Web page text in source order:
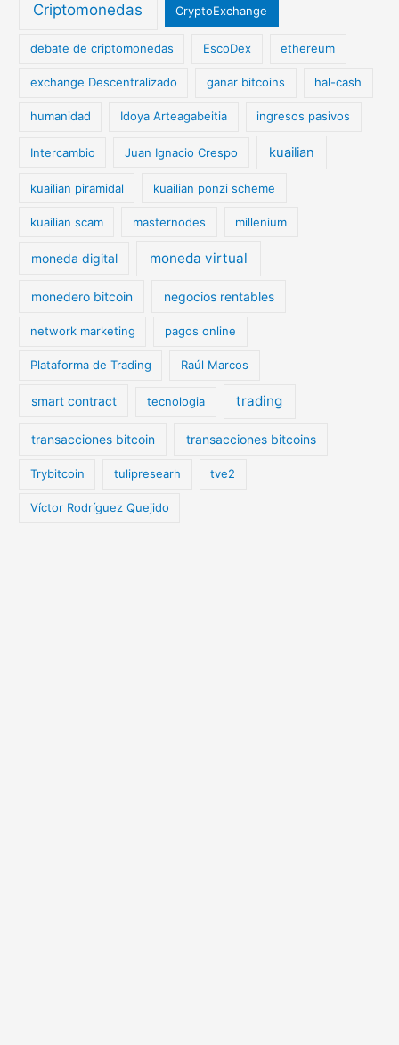
Criptomonedas CryptoExchange
debate de criptomonedas EscoDex ethereum
exchange Descentralizado ganar bitcoins hal-cash
humanidad Idoya Arteagabeitia ingresos pasivos
Intercambio Juan Ignacio Crespo kuailian
kuailian piramidal kuailian ponzi scheme
kuailian scam masternodes millenium
moneda digital moneda virtual
monedero bitcoin negocios rentables
network marketing pagos online
Plataforma de Trading Raúl Marcos
smart contract tecnologia trading
transacciones bitcoin transacciones bitcoins
Trybitcoin tulipresearh tve2
Víctor Rodríguez Quejido